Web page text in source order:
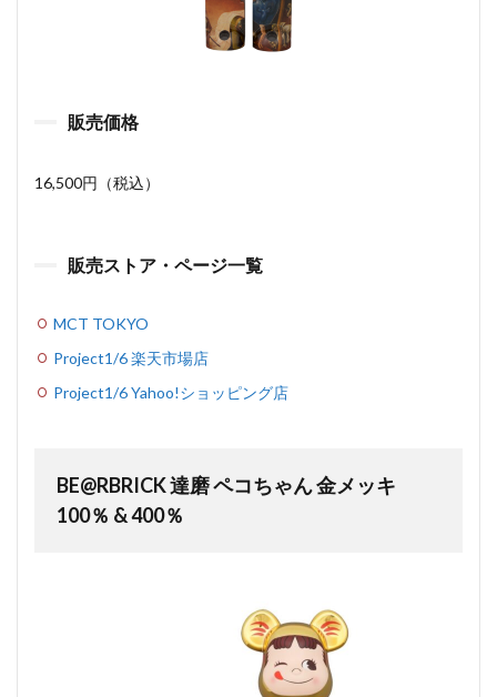
販売価格
16,500円（税込）
販売ストア・ページ一覧
MCT TOKYO
Project1/6 楽天市場店
Project1/6 Yahoo!ショッピング店
BE@RBRICK 達磨 ペコちゃん 金メッキ
100％ & 400％